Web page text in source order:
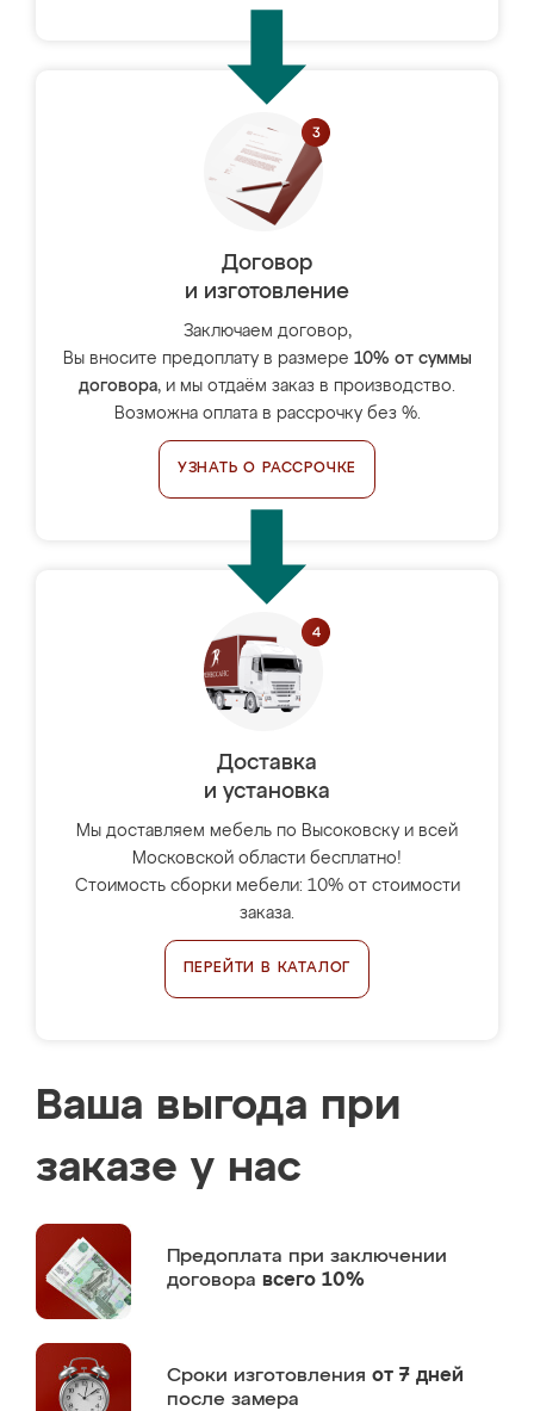
Договор
и изготовление
Заключаем договор,
Вы вносите предоплату в размере 10% от суммы
договора, и мы отдаём заказ в производство.
Возможна оплата в рассрочку без %.
УЗНАТЬ О РАССРОЧКЕ
Доставка
и установка
Мы доставляем мебель по Высоковску и всей
Московской области бесплатно!
Стоимость сборки мебели: 10% от стоимости
заказа.
ПЕРЕЙТИ В КАТАЛОГ
Ваша выгода при
заказе у нас
Предоплата при заключении
договора всего 10%
Сроки изготовления от 7 дней
после замера